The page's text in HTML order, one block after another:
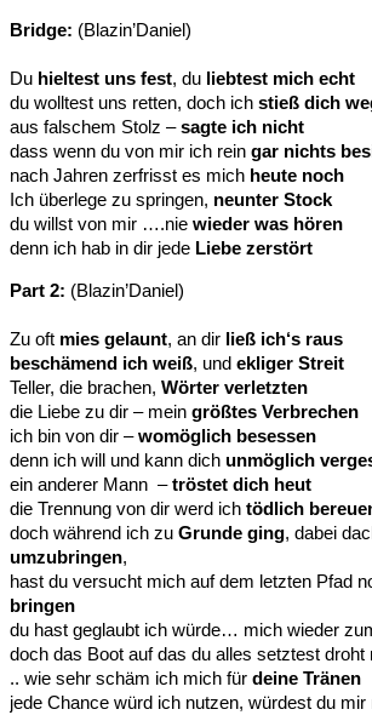
Bridge: (Blazin’Daniel)
Du hieltest uns fest, du liebtest mich echt
du wolltest uns retten, doch ich stieß dich
aus falschem Stolz –sagte ich nicht
dass wenn du von mir ich rein gar nichts
nach Jahren zerfrisst es mich heute noch
Ich überlege zu springen, neunter Stock
du willst von mir ….nie wieder was hören
denn ich hab in dir jede Liebe zerstört
Part 2: (Blazin’Daniel)
Zu oft mies gelaunt, an dir ließ ich‘s raus
beschämend ich weiß, und ekliger Streit
Teller, die brachen, Wörter verletzten
die Liebe zu dir – mein größtes Verbrechen
ich bin von dir –womöglich besessen
denn ich will und kann dich unmöglich
ein anderer Mann –tröstet dich heut
die Trennung von dir werd ich tödlich
doch während ich zu Grunde ging, dabei
umzubringen,
hast du versucht mich auf dem letzten Pfad
bringen
du hast geglaubt ich würde… mich wieder
doch das Boot auf das du alles setztest droht
.. wie sehr schäm ich mich für deine Tränen
jede Chance würd ich nutzen, würdest du mir